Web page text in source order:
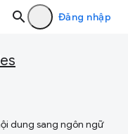
Đăng nhập
dung sang ngôn ngữ